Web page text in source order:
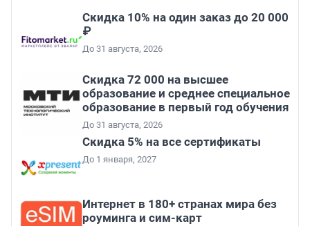
Скидка 10% на один заказ до 20 000
₽
До 31 августа, 2026
Скидка 72 000 на высшее
образование и среднее специальное
образование в первый год обучения
До 31 августа, 2026
Скидка 5% на все сертификаты
До 1 января, 2027
Интернет в 180+ странах мира без
роуминга и сим-карт